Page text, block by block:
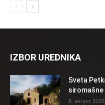
IZBOR UREDNIKA
Sveta
siromašne
8. август 2026.